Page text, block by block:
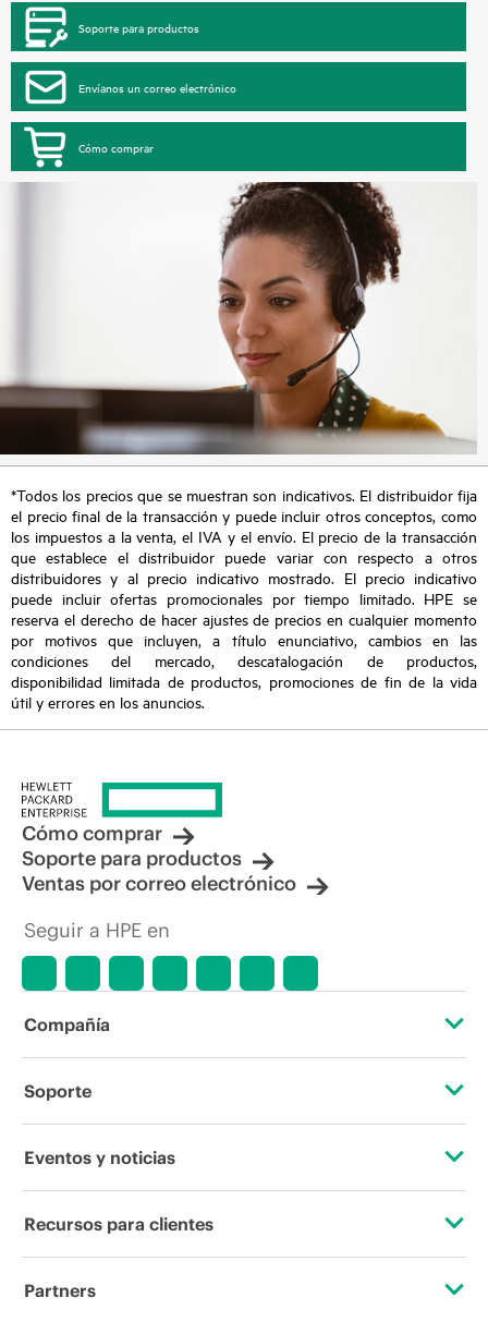
Soporte para productos
Envíanos un correo electrónico
Cómo comprar
*Todos los precios que se muestran son indicativos. El distribuidor fija
el precio final de la transacción y puede incluir otros conceptos, como
los impuestos a la venta, el IVA y el envío. El precio de la transacción
que establece el distribuidor puede variar con respecto a otros
distribuidores y al precio indicativo mostrado. El precio indicativo
puede incluir ofertas promocionales por tiempo limitado. HPE se
reserva el derecho de hacer ajustes de precios en cualquier momento
por motivos que incluyen, a título enunciativo, cambios en las
condiciones del mercado, descatalogación de productos,
disponibilidad limitada de productos, promociones de fin de la vida
útil y errores en los anuncios.
Cómo comprar
Soporte para productos
Ventas por correo electrónico
Seguir a HPE en
Compañía
Acerca de HPE
Responsabilidad corporativa
Laboratorios HPE
Soporte
Servicios de soporte operativo
Software y controladores
Eventos y noticias
Eventos
Recursos para clientes
Contacta con nosotros
Partners